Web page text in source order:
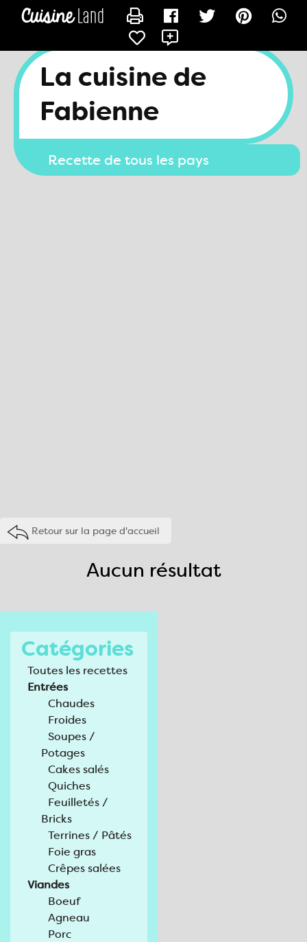
La cuisine de
Fabienne
Recette de tous les pays
Catégories
Toutes les recettes
Entrées
Chaudes
Froides
Soupes /
Potages
Cakes salés
Quiches
Feuilletés /
Bricks
Terrines / Pâtés
Foie gras
Crêpes salées
Viandes
Boeuf
Agneau
Porc
Retour sur la page d'accueil
Aucun résultat
CONTACTER FAB27